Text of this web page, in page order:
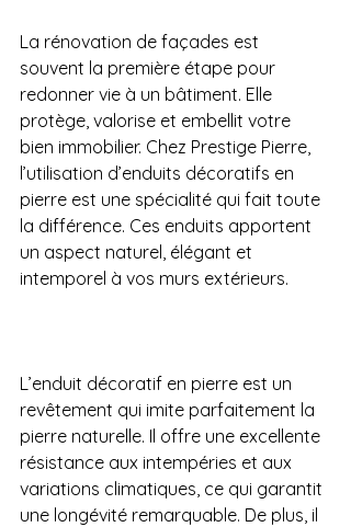
La rénovation de façades est
souvent la première étape pour
redonner vie à un bâtiment. Elle
protège, valorise et embellit votre
bien immobilier. Chez Prestige Pierre,
l’utilisation d’enduits décoratifs en
pierre est une spécialité qui fait toute
la différence. Ces enduits apportent
un aspect naturel, élégant et
intemporel à vos murs extérieurs.
L’enduit décoratif en pierre est un
revêtement qui imite parfaitement la
pierre naturelle. Il offre une excellente
résistance aux intempéries et aux
variations climatiques, ce qui garantit
une longévité remarquable. De plus, il